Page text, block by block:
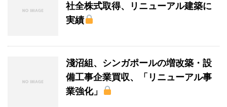
社全株式取得、リニューアル建築に
実績
淺沼組、シンガポールの増改築・設
備工事企業買収、「リニューアル事
業強化」